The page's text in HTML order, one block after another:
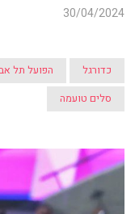
30/04/2024
כדורגל הפועל תל
סלים טועמה